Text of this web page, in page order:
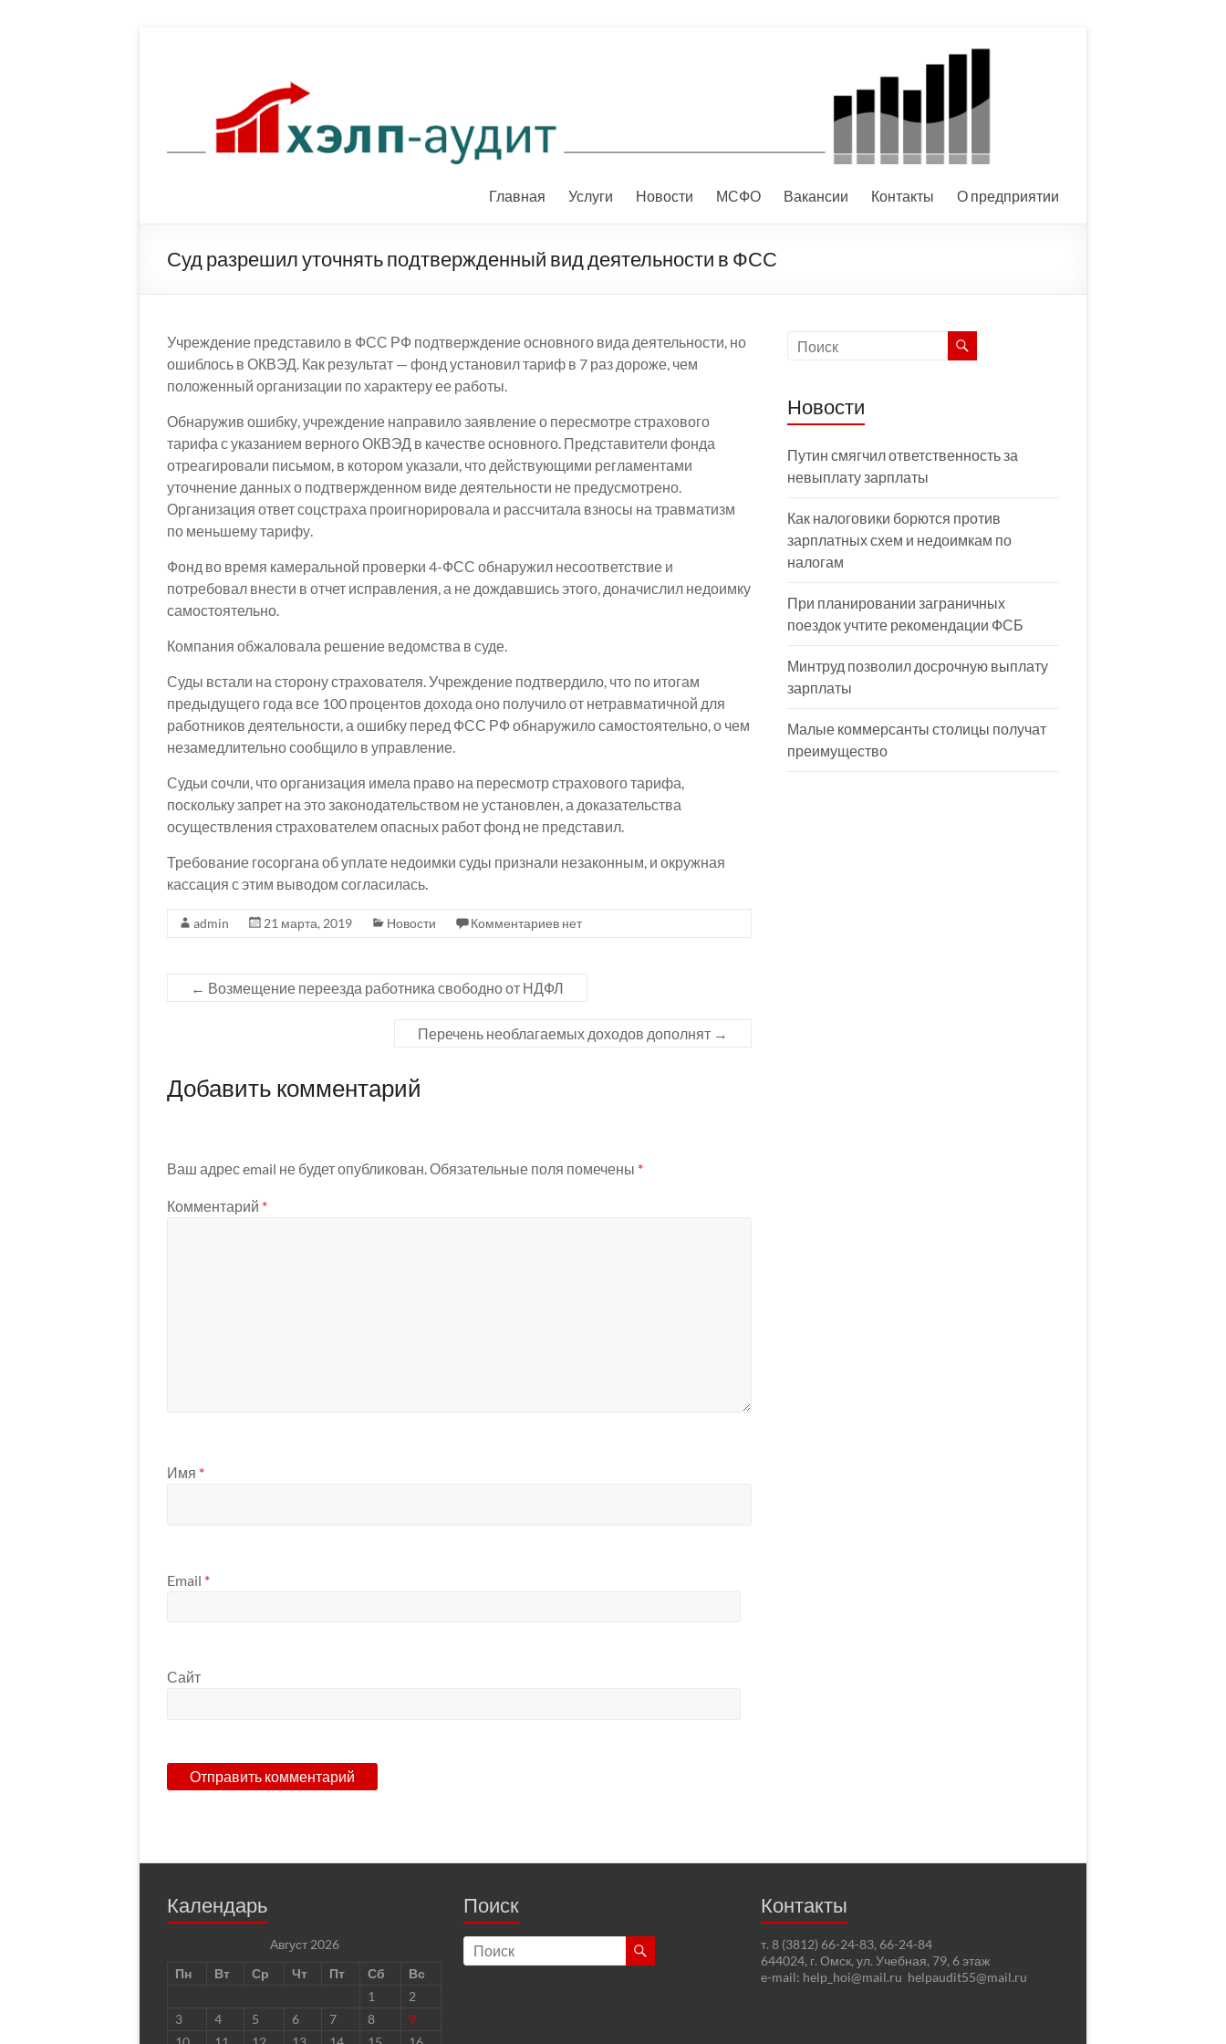
Главная Услуги Новости МСФО Вакансии Контакты О предприятии
Суд разрешил уточнять подтвержденный вид деятельности в ФСС
Учреждение представило в ФСС РФ подтверждение основного вида деятельности, но
ошиблось в ОКВЭД. Как результат — фонд установил тариф в 7 раз дороже, чем
положенный организации по характеру ее работы.
Обнаружив ошибку, учреждение направило заявление о пересмотре страхового
тарифа с указанием верного ОКВЭД в качестве основного. Представители фонда
отреагировали письмом, в котором указали, что действующими регламентами
уточнение данных о подтвержденном виде деятельности не предусмотрено.
Организация ответ соцстраха проигнорировала и рассчитала взносы на травматизм
по меньшему тарифу.
Фонд во время камеральной проверки 4-ФСС обнаружил несоответствие и
потребовал внести в отчет исправления, а не дождавшись этого, доначислил недоимку
самостоятельно.
Компания обжаловала решение ведомства в суде.
Суды встали на сторону страхователя. Учреждение подтвердило, что по итогам
предыдущего года все 100 процентов дохода оно получило от нетравматичной для
работников деятельности, а ошибку перед ФСС РФ обнаружило самостоятельно, о чем
незамедлительно сообщило в управление.
Судьи сочли, что организация имела право на пересмотр страхового тарифа,
поскольку запрет на это законодательством не установлен, а доказательства
осуществления страхователем опасных работ фонд не представил.
Требование госоргана об уплате недоимки суды признали незаконным, и окружная
кассация с этим выводом согласилась.
admin 21 марта, 2019 Новости Комментариев нет
← Возмещение переезда работника свободно от НДФЛ
Перечень необлагаемых доходов дополнят →
Добавить комментарий
Ваш адрес email не будет опубликован. Обязательные поля помечены *
Комментарий *
Имя *
Email *
Сайт
Новости
Путин смягчил ответственность за
невыплату зарплаты
Как налоговики борются против
зарплатных схем и недоимкам по
налогам
При планировании заграничных
поездок учтите рекомендации ФСБ
Минтруд позволил досрочную выплату
зарплаты
Малые коммерсанты столицы получат
преимущество
Календарь
Август 2026
Пн
Вт Ср Чт Пт Сб
Вс
1
2
3
4 5 6 7 8
9
Поиск Контакты
т. 8 (3812) 66-24-83, 66-24-84
644024, г. Омск, ул. Учебная, 79, 6 этаж
e-mail: help_hoi@mail.ru helpaudit55@mail.ru